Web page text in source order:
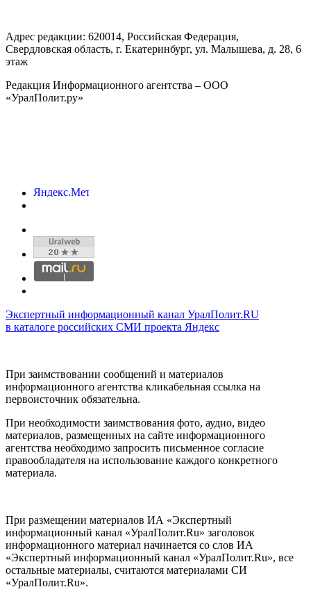
Адрес редакции: 620014, Российская Федерация,
Свердловская область, г. Екатеринбург, ул. Малышева, д. 28, 6
этаж
Редакция Информационного агентства – ООО
«УралПолит.ру»
Экспертный информационный канал УралПолит.RU
в каталоге российских СМИ проекта Яндекс
При заимствовании сообщений и материалов
информационного агентства кликабельная ссылка на
первоисточник обязательна.
При необходимости заимствования фото, аудио, видео
материалов, размещенных на сайте информационного
агентства необходимо запросить письменное согласие
правообладателя на использование каждого конкретного
материала.
При размещении материалов ИА «Экспертный
информационный канал «УралПолит.Ru» заголовок
информационного материал начинается со слов ИА
«Экспертный информационный канал «УралПолит.Ru», все
остальные материалы, считаются материалами СИ
«УралПолит.Ru».